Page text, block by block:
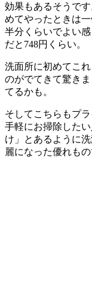
効果もあるそうで
めてやったときは
半分くらいでよい
だと748円くらい。
洗面所に初めてこ
のがでてきて驚き
てるかも。
そしてこちらもプ
手軽にお掃除した
け」とあるように
麗になった優れもの